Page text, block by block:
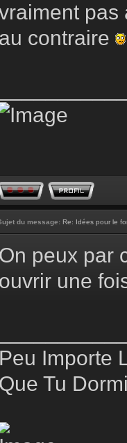
pas
au contraire
du message: Re: Idées pour le
On peux par
ouvrir une
Peu Importe
Que Tu